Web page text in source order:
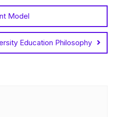
Model
Education Philosophy